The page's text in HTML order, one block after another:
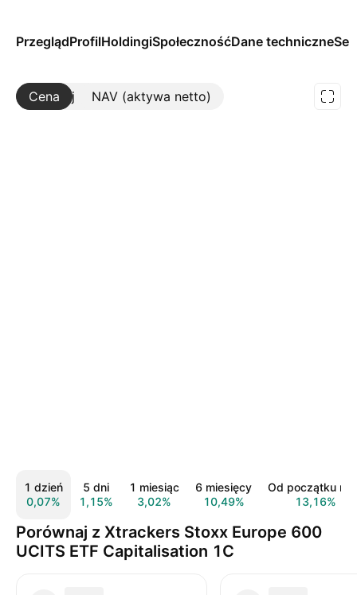
PrzeglądProfilHoldingiSpołecznośćDane techniczne
Cena NAV (aktywa netto)
Więcej
1 dzień
0,07%
5 dni
1,15%
1 miesiąc
3,02%
6 miesięcy
10,49%
Od początku
13,16%
Porównaj z Xtrackers Stoxx Europe 600
UCITS ETF Capitalisation 1C